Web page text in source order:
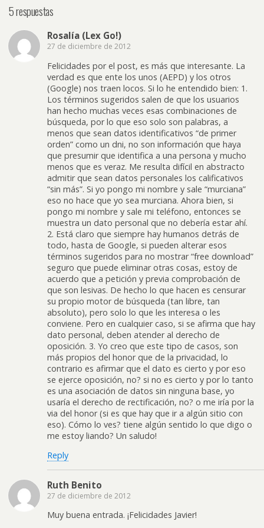
5 respuestas
Rosalía (Lex Go!)
27 de diciembre de 2012
Felicidades por el post, es más que interesante. La
verdad es que ente los unos (AEPD) y los otros
(Google) nos traen locos. Si lo he entendido bien: 1.
Los términos sugeridos salen de que los usuarios
han hecho muchas veces esas combinaciones de
búsqueda, por lo que eso solo son palabras, a
menos que sean datos identificativos “de primer
orden” como un dni, no son información que haya
que presumir que identifica a una persona y mucho
menos que es veraz. Me resulta difícil en abstracto
admitir que sean datos personales los calificativos
“sin más”. Si yo pongo mi nombre y sale “murciana”
eso no hace que yo sea murciana. Ahora bien, si
pongo mi nombre y sale mi teléfono, entonces se
muestra un dato personal que no debería estar ahí.
2. Está claro que siempre hay humanos detrás de
todo, hasta de Google, si pueden alterar esos
términos sugeridos para no mostrar “free download”
seguro que puede eliminar otras cosas, estoy de
acuerdo que a petición y previa comprobación de
que son lesivas. De hecho lo que hacen es censurar
su propio motor de búsqueda (tan libre, tan
absoluto), pero solo lo que les interesa o les
conviene. Pero en cualquier caso, si se afirma que hay
dato personal, deben atender al derecho de
oposición. 3. Yo creo que este tipo de casos, son
más propios del honor que de la privacidad, lo
contrario es afirmar que el dato es cierto y por eso
se ejerce oposición, no? si no es cierto y por lo tanto
es una asociación de datos sin ninguna base, yo
usaría el derecho de rectificación, no? o me iría por la
via del honor (si es que hay que ir a algún sitio con
eso). Cómo lo ves? tiene algún sentido lo que digo o
me estoy liando? Un saludo!
Reply
Ruth Benito
27 de diciembre de 2012
Muy buena entrada. ¡Felicidades Javier!